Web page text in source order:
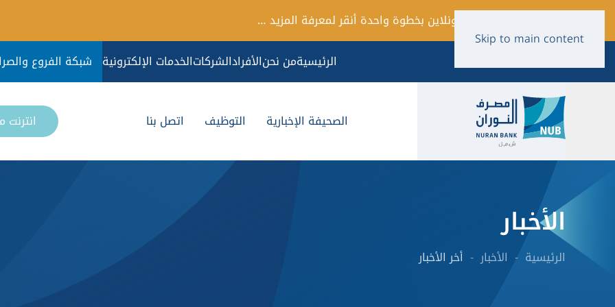
Skip to main content
فتح حساب أونلاين بخطوة واحدة أنقر لمعرفة المزيد …
الرئيسيةمن نحنالأفرادالشركاتالخدمات الإلكترونية شبكة الفروع
الصحيفة الإخبارية التوظيف اتصل بنا
الأخبار
الرئيسية الأخبار أخر الأخبار